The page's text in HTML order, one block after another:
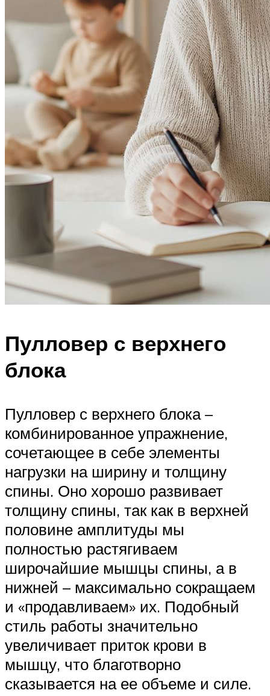
Пулловер с верхнего
блока
Пулловер с верхнего блока –
комбинированное упражнение,
сочетающее в себе элементы
нагрузки на ширину и толщину
спины. Оно хорошо развивает
толщину спины, так как в верхней
половине амплитуды мы
полностью растягиваем
широчайшие мышцы спины, а в
нижней – максимально сокращаем
и «продавливаем» их. Подобный
стиль работы значительно
увеличивает приток крови в
мышцу, что благотворно
сказывается на ее объеме и силе.